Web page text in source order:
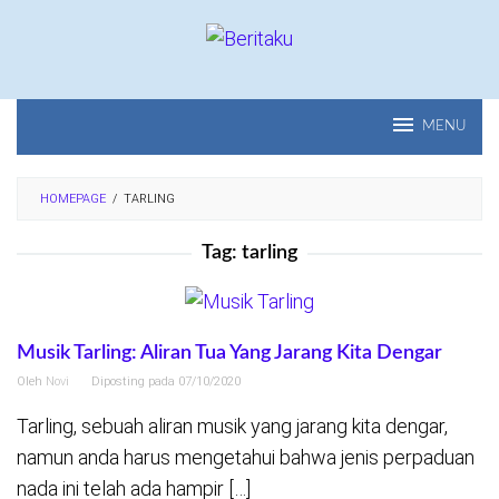
MENU
HOMEPAGE / TARLING
Tag: tarling
Musik Tarling: Aliran Tua Yang Jarang Kita Dengar
Oleh Novi Diposting pada 07/10/2020
Tarling, sebuah aliran musik yang jarang kita dengar,
namun anda harus mengetahui bahwa jenis perpaduan
nada ini telah ada hampir […]